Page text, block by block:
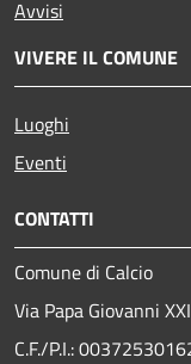
Avvisi
VIVERE IL COMUNE
Luoghi
Eventi
CONTATTI
Comune di Calcio
Via Papa Giovanni
C.F./P.I.: